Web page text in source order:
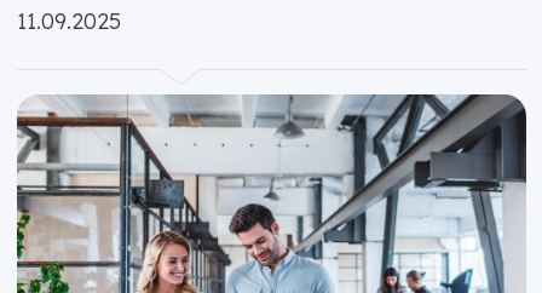
Opublikowano:
11.09.2025